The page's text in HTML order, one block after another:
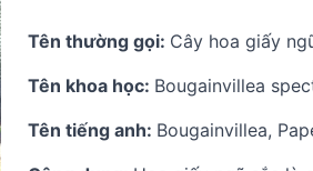
Tên thường gọi: Cây hoa giấy
Tên khoa học: Bougainvillea
Tên tiếng anh: Bougainvillea,